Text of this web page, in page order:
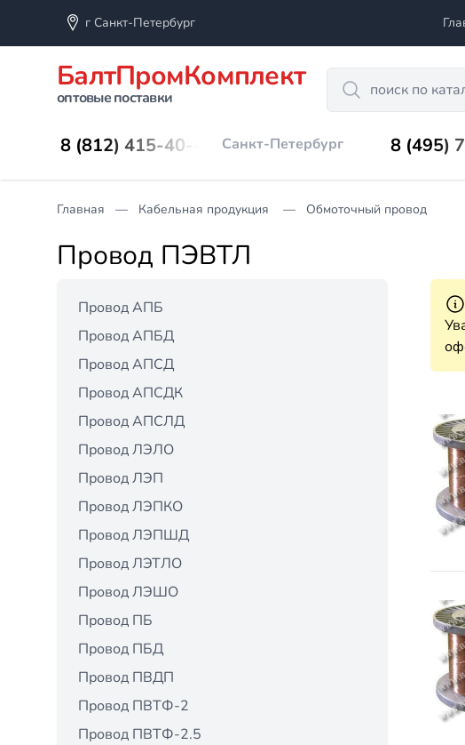
г Санкт-Петербург
БалтПромКомплект
оптовые поставки
Search
8 (812) 415-40-45 Санкт-Петербург 8 (495)
Главная Кабельная продукция Обмоточный провод
Провод ПЭВТЛ
Провод АПБ
Провод АПБД
Провод АПСД
Провод АПСДК
Провод АПСЛД
Провод ЛЭЛО
Провод ЛЭП
Провод ЛЭПКО
Провод ЛЭПШД
Провод ЛЭТЛО
Провод ЛЭШО
Провод ПБ
Провод ПБД
Провод ПВДП
Провод ПВТФ-2
Провод ПВТФ-2.5